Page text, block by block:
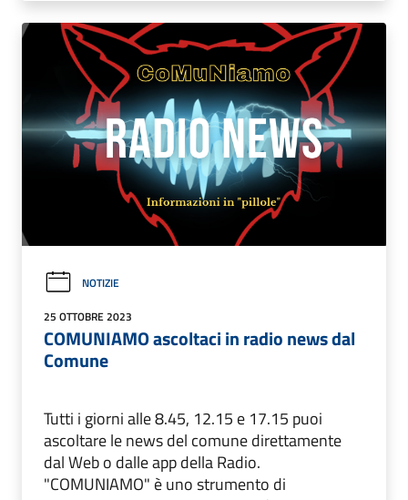
NOTIZIE
25 OTTOBRE 2023
COMUNIAMO ascoltaci in radio news dal
Comune
Tutti i giorni alle 8.45, 12.15 e 17.15 puoi
ascoltare le news del comune direttamente
dal Web o dalle app della Radio.
"COMUNIAMO" è uno strumento di